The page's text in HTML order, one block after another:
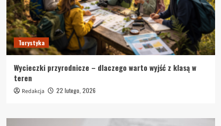
Turystyka
Wycieczki przyrodnicze – dlaczego warto wyjść z klasą w
teren
Redakcja 22 lutego, 2026